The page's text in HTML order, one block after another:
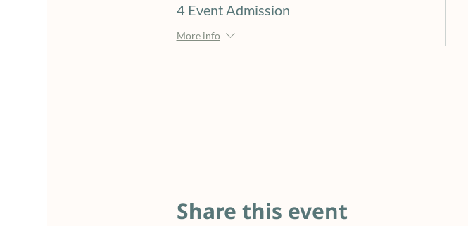
4 Event Admission
More info
Share this event